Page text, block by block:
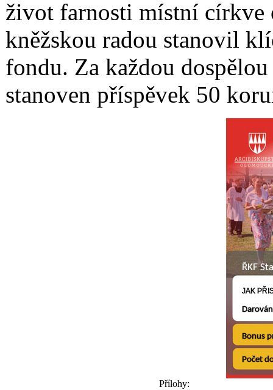
život farnosti místní církve
kněžskou radou stanovil
fondu. Za každou
stanoven příspěvek 50
Přílohy: